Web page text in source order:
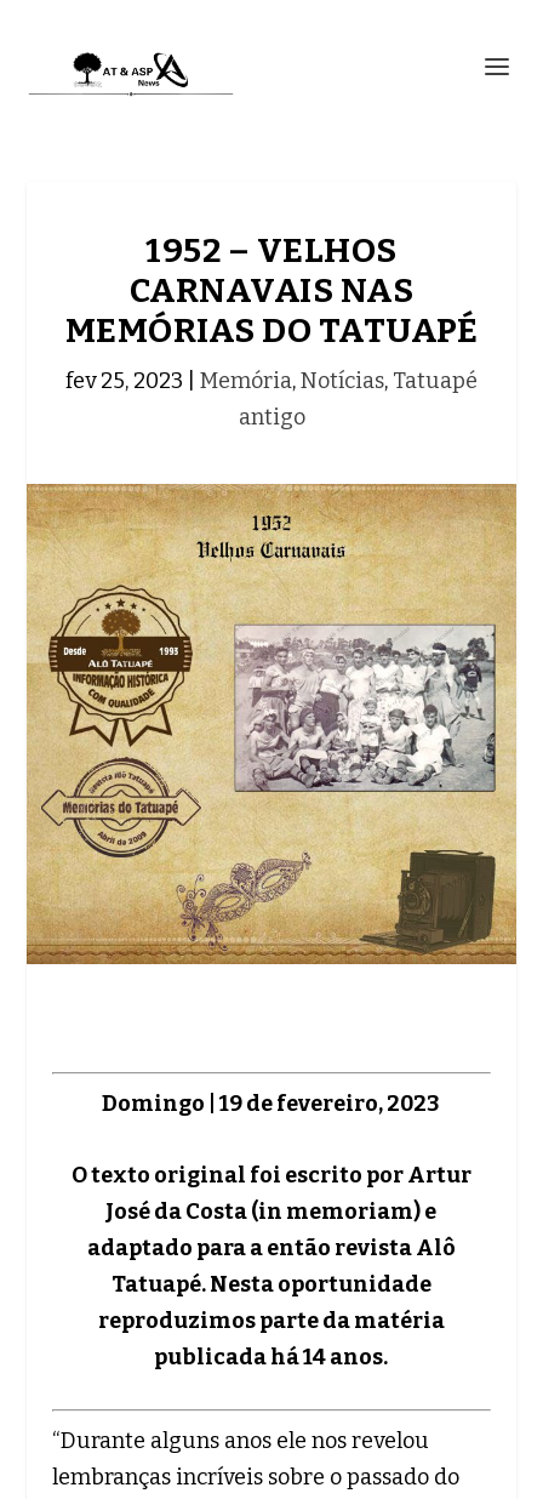
1952 – VELHOS
CARNAVAIS NAS
MEMÓRIAS DO TATUAPÉ
fev 25, 2023 Memória,Notícias, Tatuapé
antigo
Domingo | 19 de fevereiro, 2023
O texto original foi escrito por Artur
José da Costa (in memoriam) e
adaptado para a então revista Alô
Tatuapé. Nesta oportunidade
reproduzimos parte da matéria
publicada há 14 anos.
“Durante alguns anos ele nos revelou
lembranças incríveis sobre o passado do